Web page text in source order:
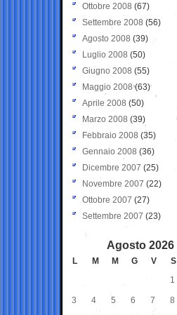
Ottobre 2008 (67)
Settembre 2008 (56)
Agosto 2008 (39)
Luglio 2008 (50)
Giugno 2008 (55)
Maggio 2008(63)
Aprile 2008 (50)
Marzo 2008 (39)
Febbraio 2008 (35)
Gennaio 2008 (36)
Dicembre 2007 (25)
Novembre 2007 (22)
Ottobre 2007 (27)
Settembre 2007 (23)
Agosto 2026
L M M G V S
1
3 4 5 6 7 8